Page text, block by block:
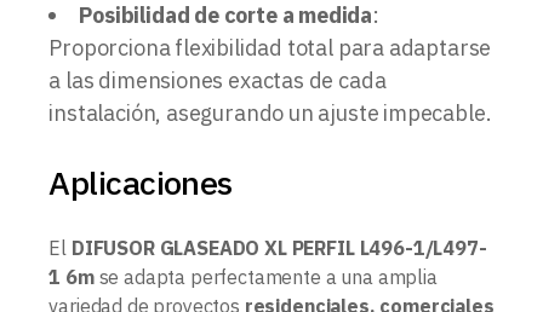
Posibilidad de corte a medida:
Proporciona flexibilidad total para adaptarse
a las dimensiones exactas de cada
instalación, asegurando un ajuste impecable.
Aplicaciones
El DIFUSOR GLASEADO XL PERFIL L496-1/L497-
1 6mse adapta perfectamente a una amplia
variedad de proyectos residenciales, comerciales